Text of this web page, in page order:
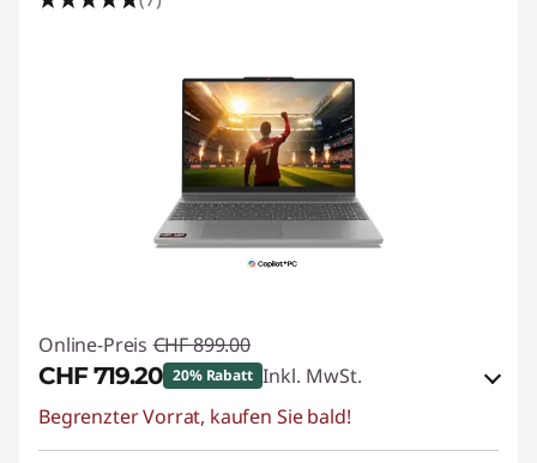
Online-Preis CHF 899.00
CHF 719.20 20% Rabatt Inkl. MwSt.
eCoupon-Rabatt :-CHF 179.80
Begrenzter Vorrat, kaufen Sie bald!